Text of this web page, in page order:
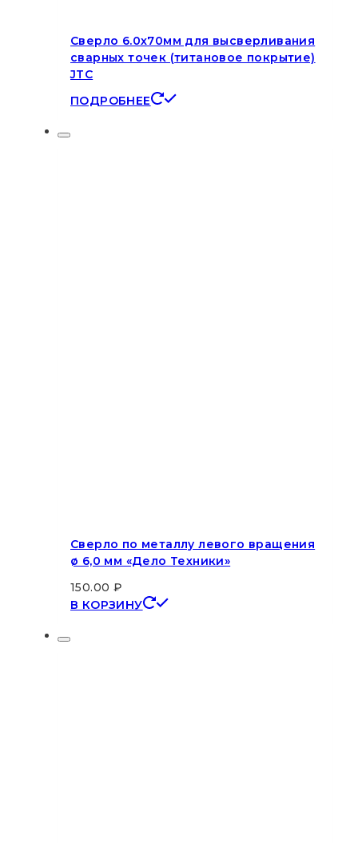
Сверло 6.0х70мм для высверливания
сварных точек (титановое покрытие)
JTC
ПОДРОБНЕЕ
Сверло по металлу левого вращения
ø 6,0 мм «Дело Техники»
150.00 ₽
В КОРЗИНУ